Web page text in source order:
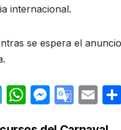
internacional.
se espera el
T
W M G
E